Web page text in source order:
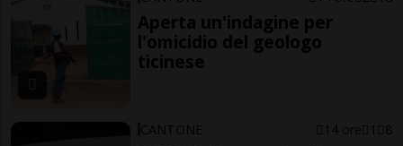
Aperta un'indagine per
l'omicidio del geologo
ticinese
CANTONE 14 ore 1 8